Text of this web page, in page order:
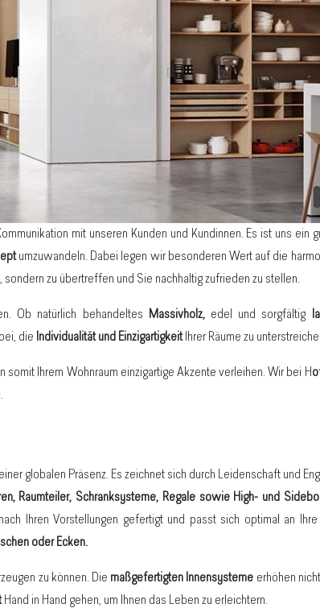
mit unseren Kunden und Kundinnen. Es ist uns ein
umzuwandeln. Dabei legen wir besonderen Wert auf die
zu übertreffen und Sie nachhaltig zufrieden zu stellen.
Ob natürlich behandeltes Massivholz,edel und sorgfältig
die Individualität und Einzigartigkeit Ihrer Räume zu
somit Ihrem Wohnraum einzigartige Akzente verleihen. Wir bei H
globalen Präsenz. Es zeichnet sich durch Leidenschaft und
Raumteiler, Schranksysteme, Regale sowie High- und
Ihren Vorstellungen gefertigt und passt sich optimal an
oder Ecken.
zu können. Die maßgefertigten Innensysteme erhöhen
Hand in Hand gehen, um Ihnen das Leben zu erleichtern.